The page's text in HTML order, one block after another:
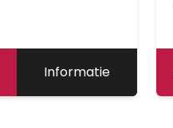
Informatie